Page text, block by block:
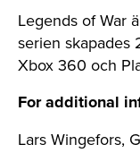
Legends of War
serien skapades
Xbox 360 och
For additional
Lars Wingefors,